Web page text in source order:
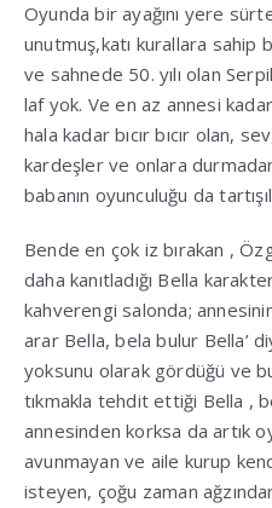
Oyunda bir ayağını yere
unutmuş,katı kurallara sahip
ve sahnede 50. yılı olan
laf yok. Ve en az annesi
hala kadar bıcır bıcır olan,
kardeşler ve onlara
babanın oyunculuğu da
Bende en çok iz bırakan ,
daha kanıtladığı Bella
kahverengi salonda;
arar Bella, bela bulur Bella’
yoksunu olarak gördüğü ve
tıkmakla tehdit ettiği Bella ,
annesinden korksa da artık
avunmayan ve aile kurup
isteyen, çoğu zaman